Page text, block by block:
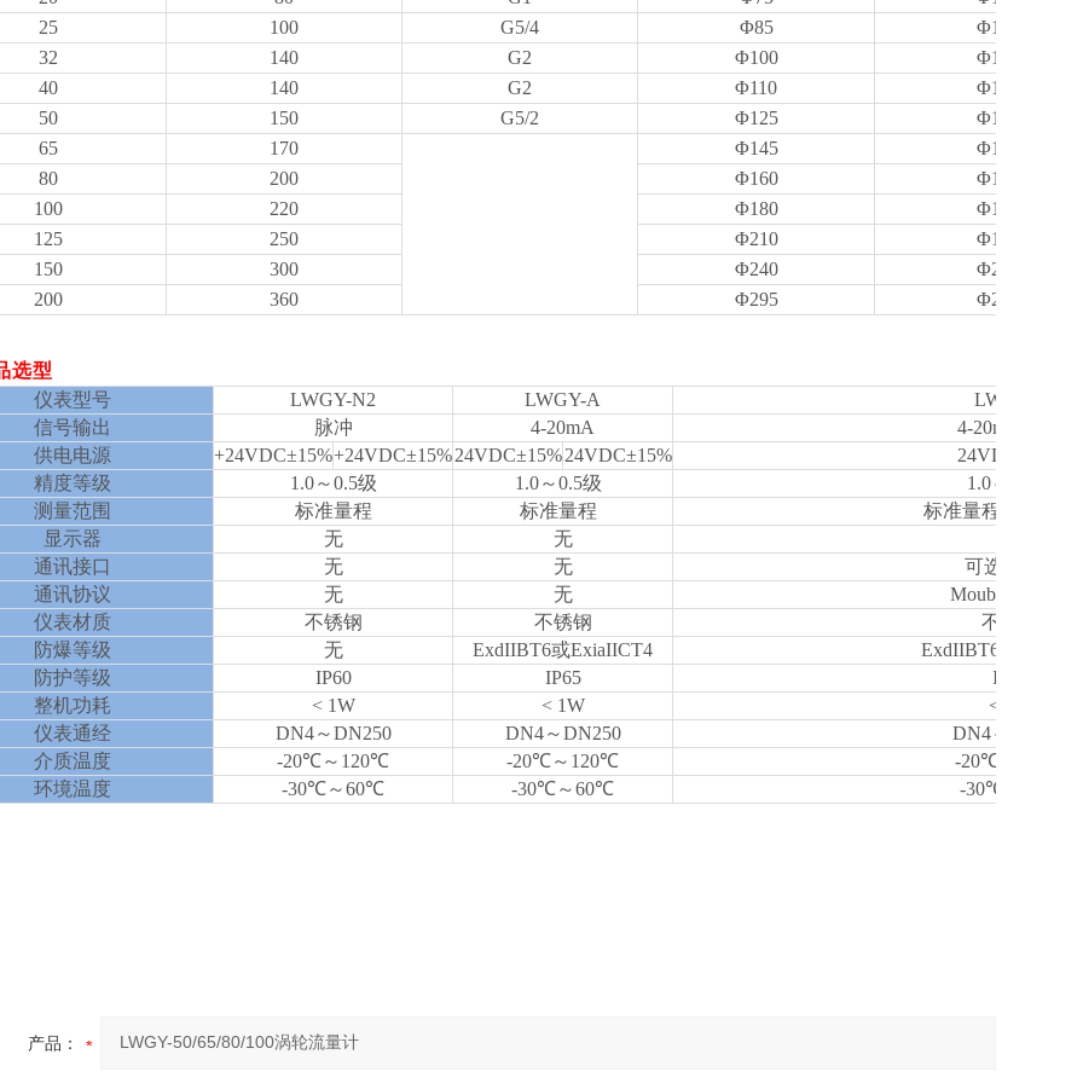
25
100 G5/4 Φ85
Φ14
32
140 G2 Φ100
Φ14
40
140 G2 Φ110
Φ18
50
150 G5/2 Φ125
Φ18
65
170 Φ145
Φ18
80
200 Φ160
Φ18
100
220 Φ180
Φ18
125
250 Φ210
Φ18
150
300 Φ240
Φ22
200
360 Φ295 Φ22
选型
仪表型号
LWGY-N2 LWGY-A
LWGY-E
信号输出
脉冲 4-20mA
4-20mA/脉冲
供电电源
+24VDC±15%+24VDC±15%24VDC±15% 24VDC±15%
24VDC±15%
精度等级
1.0～0.5级 1.0～0.5级
1.0～0.5级
测量范围
标准量程 标准量程
标准量程或扩展量
显示器
无 无
通讯接口
无 无
可选RS485
通讯协议
无 无
Moubus HART
仪表材质
不锈钢 不锈钢
不锈钢
防爆等级
无 ExdIIBT6或ExiaIICT4
ExdIIBT6或
防护等级
IP60 IP65
IP65
整机功耗
< 1W < 1W
< 1W
仪表通经
DN4～DN250 DN4～DN250
DN4～DN250
介质温度
-20℃～120℃ -20℃～120℃
-20℃～120℃
环境温度
-30℃～60℃ -30℃～60℃ -30℃～60℃
产品：